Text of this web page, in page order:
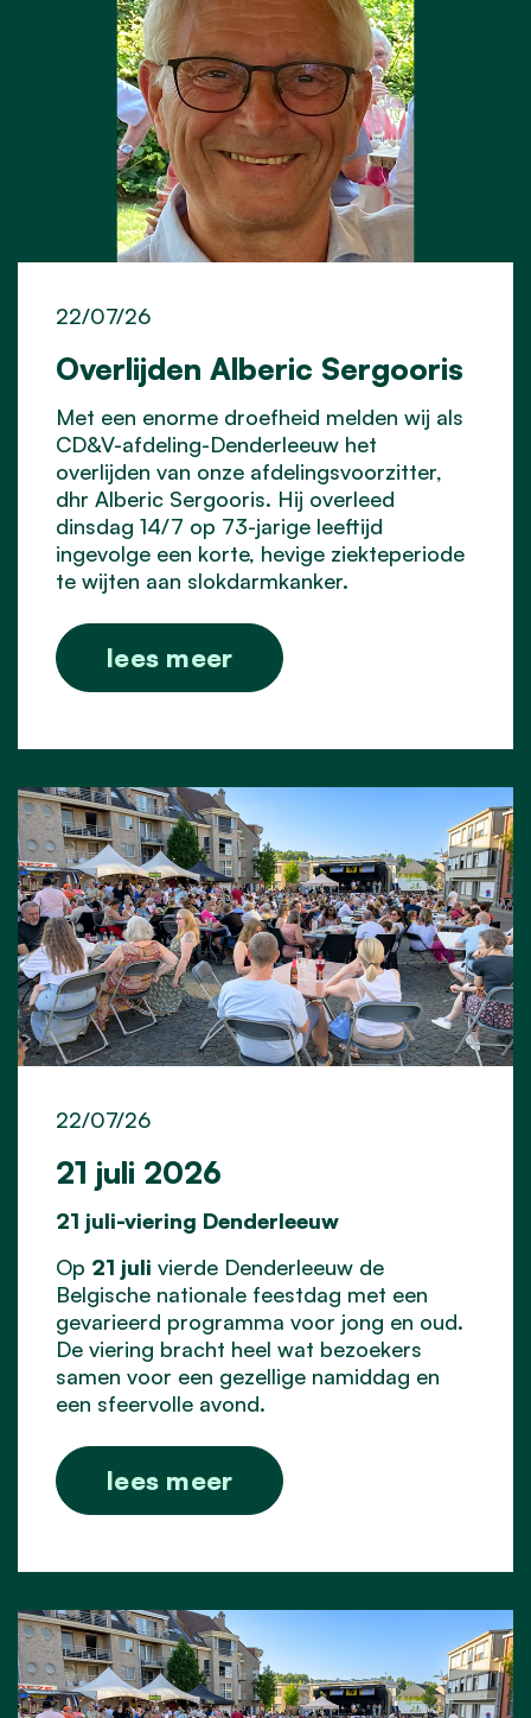
Overlijden Alberic Sergooris
22/07/26
Met een enorme droefheid melden wij als
CD&V-afdeling-Denderleeuw het
overlijden van onze afdelingsvoorzitter,
dhr Alberic Sergooris. Hij overleed
dinsdag 14/7 op 73-jarige leeftijd
ingevolge een korte, hevige ziekteperiode
te wijten aan slokdarmkanker.
lees meer
21 juli 2026
22/07/26
21 juli-viering Denderleeuw
Op 21 juli vierde Denderleeuw de
Belgische nationale feestdag met een
gevarieerd programma voor jong en oud.
De viering bracht heel wat bezoekers
samen voor een gezellige namiddag en
een sfeervolle avond.
lees meer